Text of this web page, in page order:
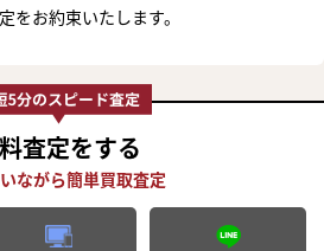
をお約束いたします。
査定をする